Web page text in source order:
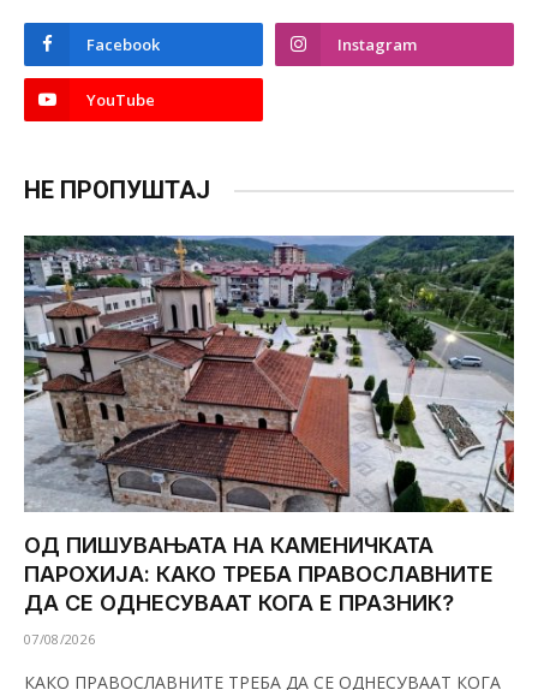
Facebook Instagram
YouTube
НЕ ПРОПУШТАЈ
ОД ПИШУВАЊАТА НА КАМЕНИЧКАТА
ПАРОХИЈА: КАКО ТРЕБА ПРАВОСЛАВНИТЕ
ДА СЕ ОДНЕСУВААТ КОГА Е ПРАЗНИК?
07/08/2026
КАКО ПРАВОСЛАВНИТЕ ТРЕБА ДА СЕ ОДНЕСУВААТ КОГА